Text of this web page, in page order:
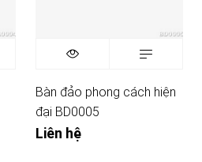
Bàn đảo phong cách hiện
đại BD0005
Liên hệ